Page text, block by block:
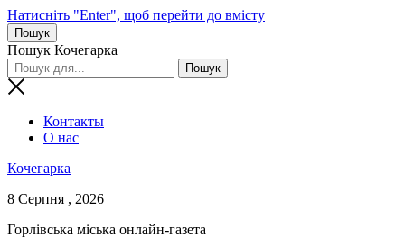
Натисніть "Enter", щоб перейти до вмісту
Пошук
Пошук Кочегарка
Контакты
О нас
Кочегарка
8 Серпня , 2026
Горлівська міська онлайн-газета